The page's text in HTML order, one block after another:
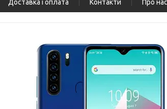
Доставка і оплата Контакти Про нас